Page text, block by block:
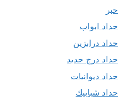
حبر
حداد ابواب
حداد درابزين
حداد درج حديد
حداد ديوانيات
حداد شبابيك